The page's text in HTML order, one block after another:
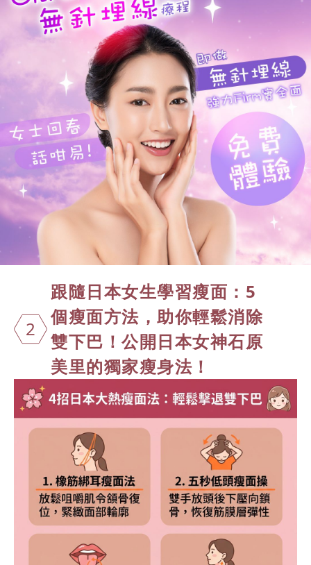
2
跟隨日本女生學習瘦面：5
個瘦面方法， 助你輕鬆消除
雙下巴！公開日本女神石原
美里的獨家瘦身法！